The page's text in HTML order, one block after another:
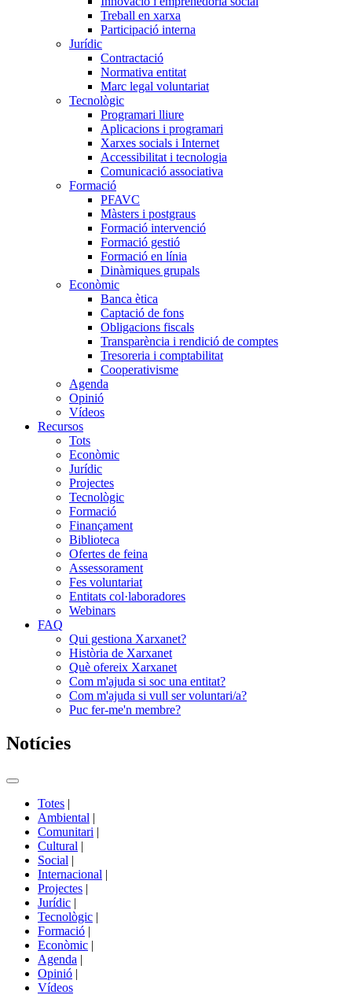
Treball en xarxa
Participació interna
Jurídic
Contractació
Normativa entitat
Marc legal voluntariat
Tecnològic
Programari lliure
Aplicacions i programari
Xarxes socials i Internet
Accessibilitat i tecnologia
Comunicació associativa
Formació
PFAVC
Màsters i postgraus
Formació intervenció
Formació gestió
Formació en línia
Dinàmiques grupals
Econòmic
Banca ètica
Captació de fons
Obligacions fiscals
Transparència i rendició de comptes
Tresoreria i comptabilitat
Cooperativisme
Agenda
Opinió
Vídeos
Recursos
Tots
Econòmic
Jurídic
Projectes
Tecnològic
Formació
Finançament
Biblioteca
Ofertes de feina
Assessorament
Fes voluntariat
Entitats col·laboradores
Webinars
FAQ
Qui gestiona Xarxanet?
Història de Xarxanet
Què ofereix Xarxanet
Com m'ajuda si soc una entitat?
Com m'ajuda si vull ser voluntari/a?
Puc fer-me'n membre?
Notícies
Commutador
portals
Totes |
Ambiental |
Comunitari |
Cultural |
Social |
Internacional |
Projectes |
Jurídic |
Tecnològic |
Formació |
Econòmic |
Agenda |
Opinió |
Vídeos